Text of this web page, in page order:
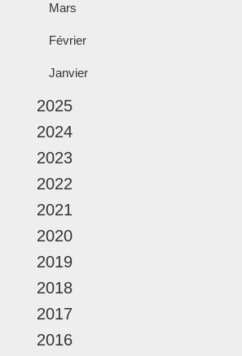
Mars
Février
Janvier
2025
2024
2023
2022
2021
2020
2019
2018
2017
2016